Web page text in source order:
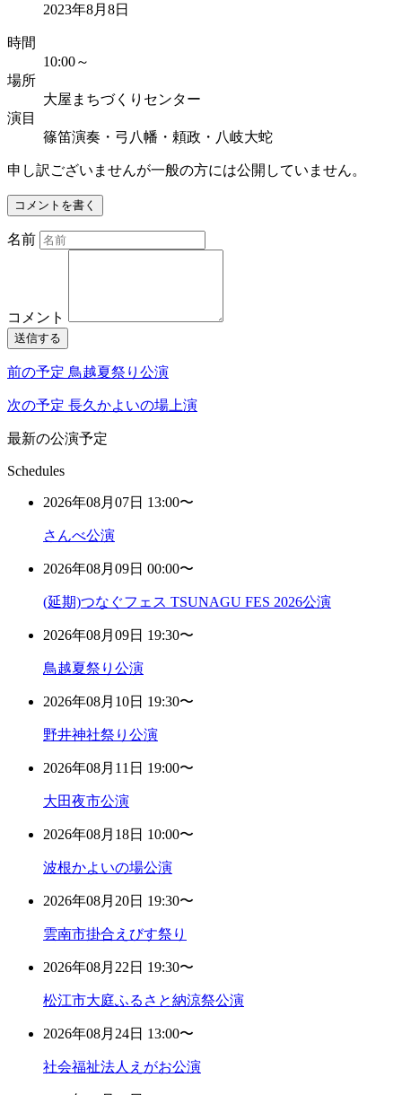
2023年8月8日
時間
10:00～
場所
大屋まちづくりセンター
演目
篠笛演奏・弓八幡・頼政・八岐大蛇
申し訳ございませんが一般の方には公開していません。
コメントを書く
名前
コメント
送信する
前の予定 鳥越夏祭り公演
次の予定 長久かよいの場上演
最新の公演予定
Schedules
2026年08月07日 13:00〜
さんべ公演
2026年08月09日 00:00〜
(延期)つなぐフェス TSUNAGU FES 2026公演
2026年08月09日 19:30〜
鳥越夏祭り公演
2026年08月10日 19:30〜
野井神社祭り公演
2026年08月11日 19:00〜
大田夜市公演
2026年08月18日 10:00〜
波根かよいの場公演
2026年08月20日 19:30〜
雲南市掛合えびす祭り
2026年08月22日 19:30〜
松江市大庭ふるさと納涼祭公演
2026年08月24日 13:00〜
社会福祉法人えがお公演